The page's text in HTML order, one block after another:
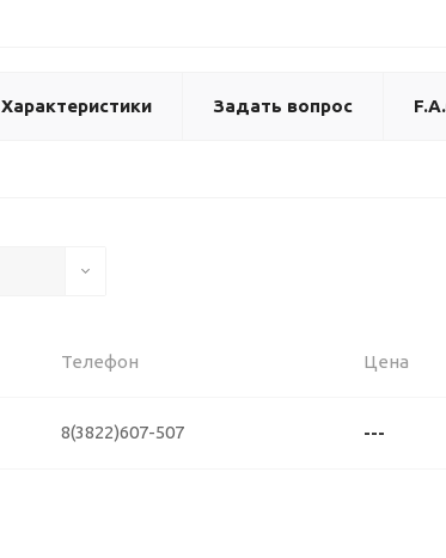
Характеристики Задать вопрос
Телефон Цена
8(3822)607-507 ---